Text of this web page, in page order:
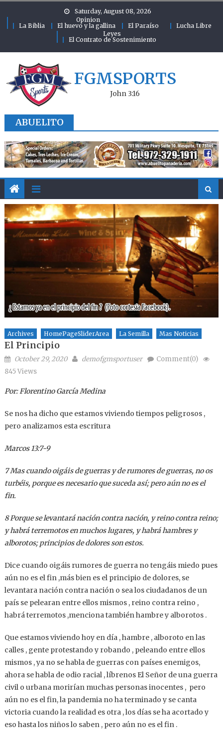
Saturday, August 08, 2026
Opinion
La Biblia
El huevo y la gallina El Paraíso
Lucha Libre
Leyes
El Contrato de Sostenimiento
FGMSPORTS
John 3:16
ABUELITO
Archives HomePageSliderArea La Semilla Mas Noticias
El Principio
Posted on
October 29, 2020 Author
demofgmsportuser
Comment(0)
845 Views
Por: Florentino García Medina
Se nos ha dicho que estamos viviendo tiempos peligrosos ,
pero analizamos esta escritura
Marcos 13:7-9
7Mas cuando oigáis de guerras y de rumores de guerras, no os
turbéis, porque es necesario que suceda así; pero aún no es el
fin.
8Porque se levantará nación contra nación, y reino contra reino;
y habrá terremotos en muchos lugares, y habrá hambres y
alborotos; principios de dolores son estos.
Dice cuando oigáis rumores de guerra no tengáis miedo pues
aún no es el fin ,más bien es el principio de dolores, se
levantara nación contra nación o sea los ciudadanos de un
país se pelearan entre ellos mismos , reino contra reino ,
habrá terremotos ,menciona también hambre y alborotos .
Que estamos viviendo hoy en día , hambre , alboroto en las
calles , gente protestando y robando , peleando entre ellos
mismos , ya no se habla de guerras con países enemigos,
ahora se habla de odio racial , líbrenos El Señor de una guerra
civil o urbana morirían muchas personas inocentes , pero
aún no es el fin, la pandemia no ha terminado y se canta
victoria cuando la realidad es otra , los días se ha acortado y
eso hasta los niños lo saben , pero aún no es el fin .